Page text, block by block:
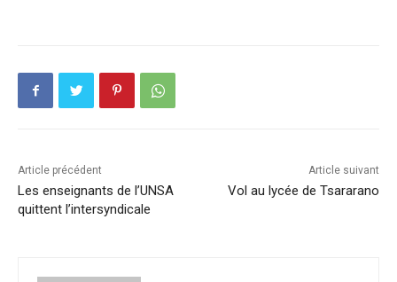
Article précédent
Les enseignants de l’UNSA
quittent l’intersyndicale
Article suivant
Vol au lycée de Tsararano